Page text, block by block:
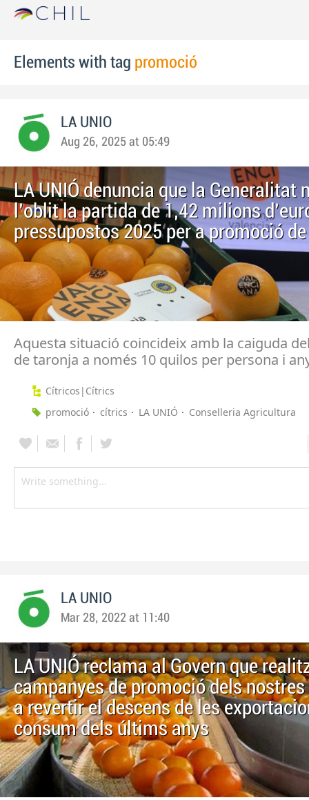
Elements with tag promoció
LA UNIO
Aug 26, 2025 at 05:49
LA UNIÓ denuncia que la Generalitat
l'oblit la partida de 1,42 milions
pressupostos 2025 per a promoció
Aquesta situació coincideix amb la caiguda
de taronja a només 10 quilos per persona i
Cítricos|Cítrics
promoció
cítrics LA UNIÓ Conselleria Agricultura
LA UNIO
Mar 28, 2022 at 11:40
LA UNIÓ reclama al Govern que
campanyes de promoció dels
a revertir el descens de les
consum dels últims anys